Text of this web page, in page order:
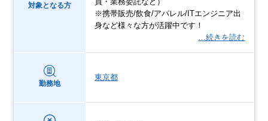
対象となる方
※携帯販売/飲食/アパレル/ITエンジニア出
身など様々な方が活躍中です！
…続きを読む
勤務地
東京都